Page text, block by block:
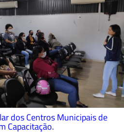
dos Centros Municipais de
Capacitação.